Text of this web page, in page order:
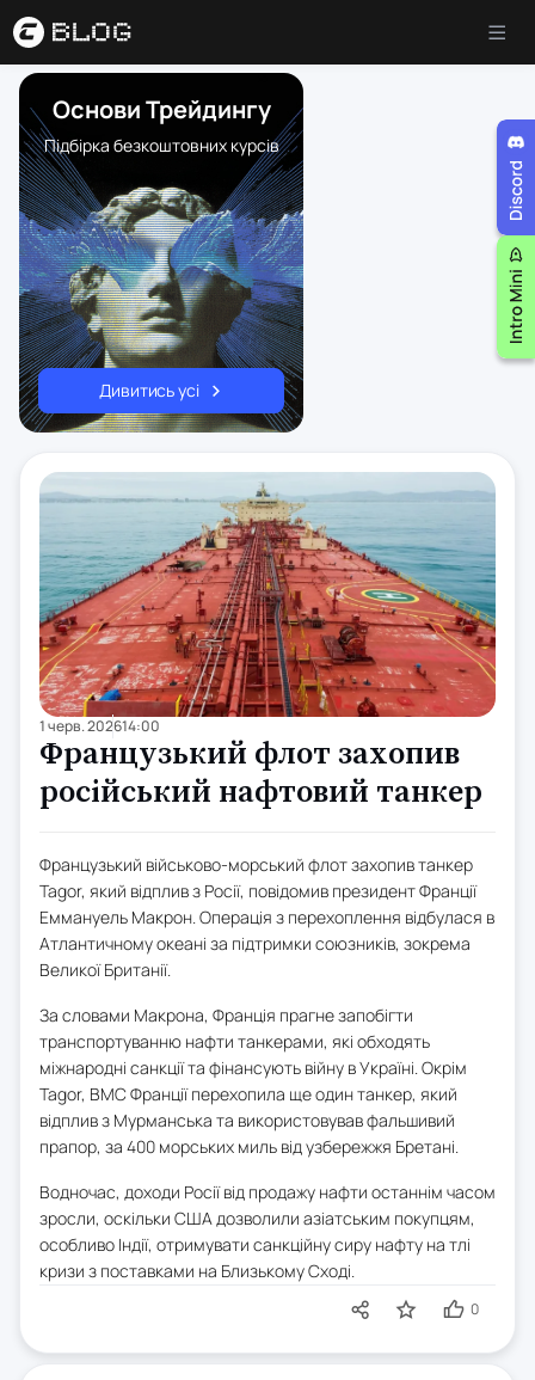
Основи Трейдингу
Підбірка безкоштовних курсів
Дивитись усі
1 черв. 202614:00
Французький флот захопив
російський нафтовий танкер
Французький військово-морський флот захопив танкер
Tagor, який відплив з Росії, повідомив президент Франції
Еммануель Макрон. Операція з перехоплення відбулася в
Атлантичному океані за підтримки союзників, зокрема
Великої Британії.
За словами Макрона, Франція прагне запобігти
транспортуванню нафти танкерами, які обходять
міжнародні санкції та фінансують війну в Україні. Окрім
Tagor, ВМС Франції перехопила ще один танкер, який
відплив з Мурманська та використовував фальшивий
прапор, за 400 морських миль від узбережжя Бретані.
Водночас, доходи Росії від продажу нафти останнім часом
зросли, оскільки США дозволили азіатським покупцям,
особливо Індії, отримувати санкційну сиру нафту на тлі
кризи з поставками на Близькому Сході.
0